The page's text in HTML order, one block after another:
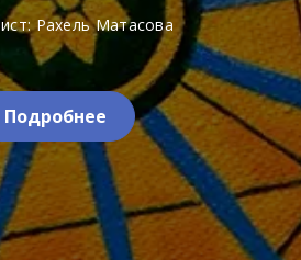
Рахель Матасова
Подробнее